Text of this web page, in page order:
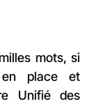
mots, si
place et
Unifié des